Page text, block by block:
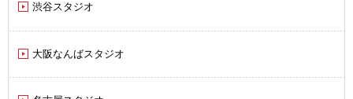
渋谷スタジオ
大阪なんばスタジオ